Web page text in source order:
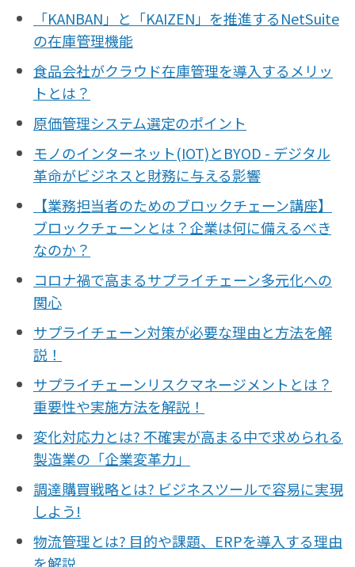
「KANBAN」と「KAIZEN」を推進するNetSuite
の在庫管理機能
食品会社がクラウド在庫管理を導入するメリッ
トとは？
原価管理システム選定のポイント
モノのインターネット(IOT)とBYOD - デジタル
革命がビジネスと財務に与える影響
【業務担当者のためのブロックチェーン講座】
ブロックチェーンとは？企業は何に備えるべき
なのか？
コロナ禍で高まるサプライチェーン多元化への
関心
サプライチェーン対策が必要な理由と方法を解
説！
サプライチェーンリスクマネージメントとは？
重要性や実施方法を解説！
変化対応力とは? 不確実が高まる中で求められる
製造業の「企業変革力」
調達購買戦略とは? ビジネスツールで容易に実現
しよう!
物流管理とは? 目的や課題、ERPを導入する理由